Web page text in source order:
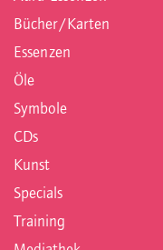
Bücher/Karten
Essenzen
Öle
Symbole
CDs
Kunst
Specials
Training